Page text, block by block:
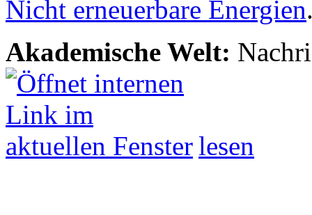
Nicht erneuerbare Energien
Akademische Welt:
lesen